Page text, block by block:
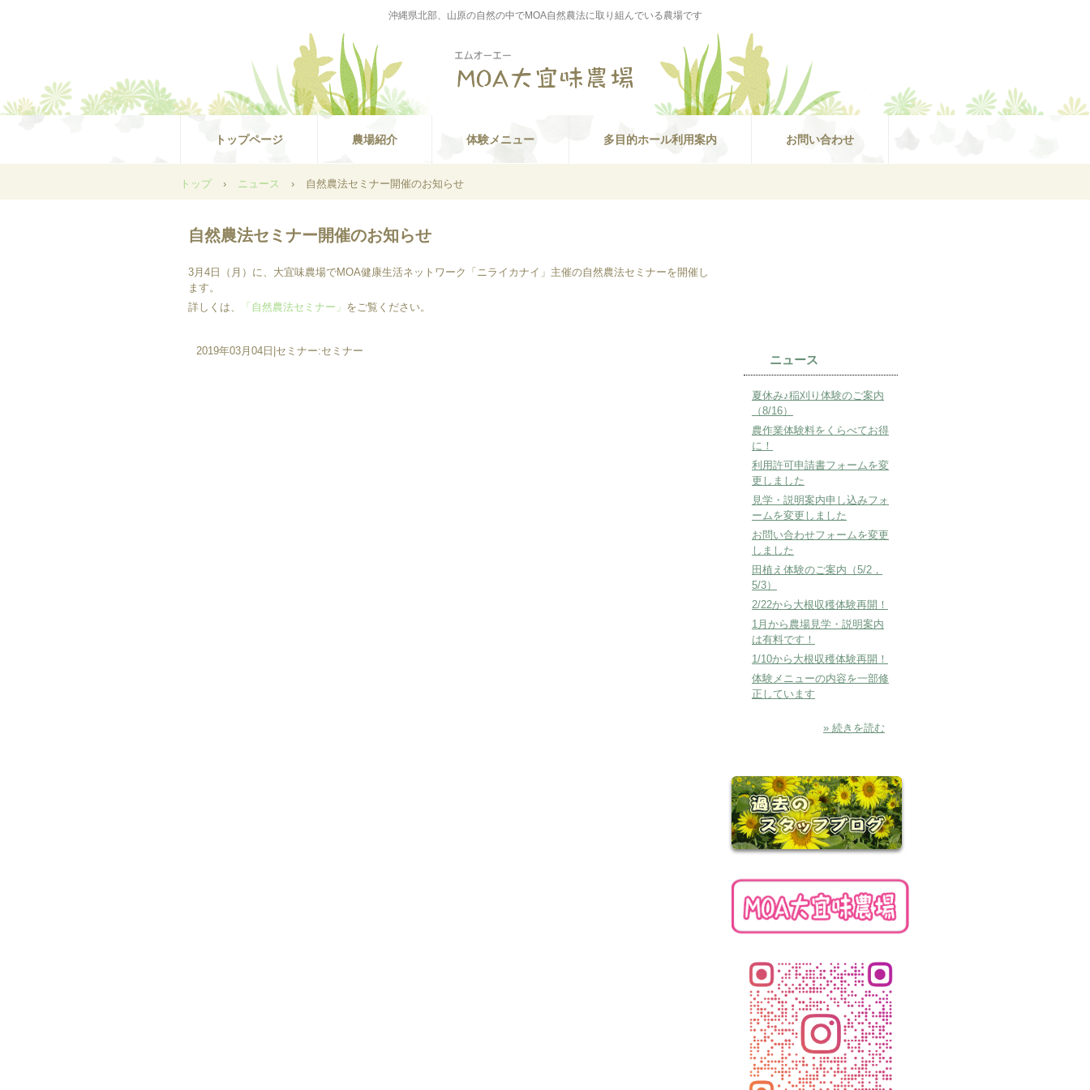
沖縄県北部、山原の自然の中でMOA自然農法に取り組んでいる農場です
トップページ 農場紹介 体験メニュー 多目的ホール利用案内 お問い合わせ
トップ › ニュース › 自然農法セミナー開催のお知らせ
自然農法セミナー開催のお知らせ
3月4日（月）に、大宜味農場でMOA健康生活ネットワーク「ニライカナイ」主催の自然農法セミナーを開催し
ます。
詳しくは、
「自然農法セミナー」 をご覧ください。
2019年03月04日 セミナー:セミナー
ニュース
夏休み♪稲刈り体験のご案内
（8/16）
農作業体験料をくらべてお得
に！
利用許可申請書フォームを変
更しました
見学・説明案内申し込みフォ
ームを変更しました
お問い合わせフォームを変更
しました
田植え体験のご案内（5/2，
5/3）
2/22から大根収穫体験再開！
1月から農場見学・説明案内
は有料です！
1/10から大根収穫体験再開！
体験メニューの内容を一部修
正しています
» 続きを読む